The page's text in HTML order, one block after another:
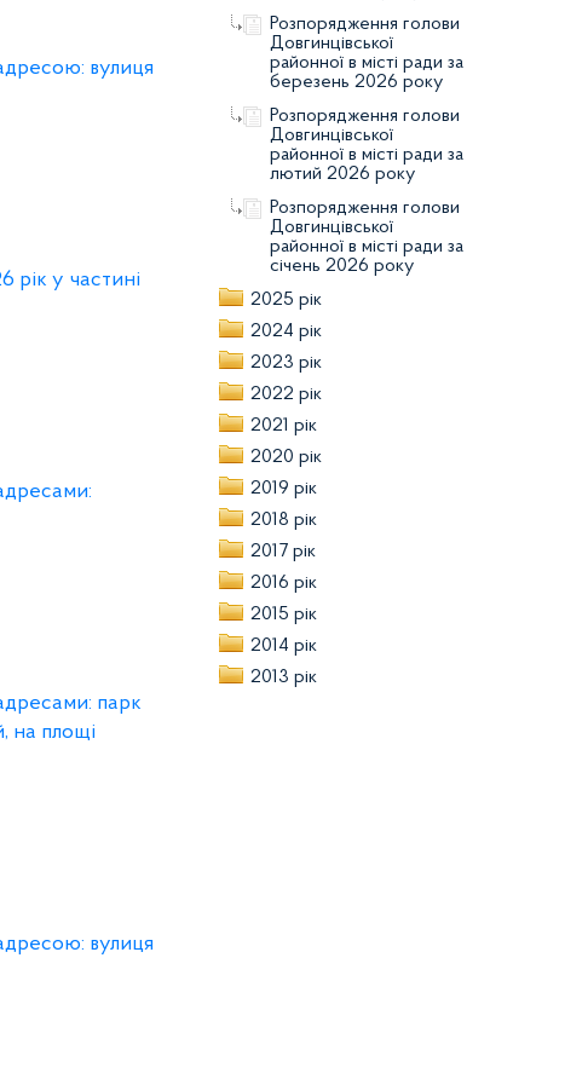
вулиця
рік у частині
парк
на площі
вулиця
Розпорядження голови
Довгинцівської
районної в місті ради за
березень 2026 року
Розпорядження голови
Довгинцівської
районної в місті ради за
лютий 2026 року
Розпорядження голови
Довгинцівської
районної в місті ради за
січень 2026 року
2025 рік
2024 рік
2023 рік
2022 рік
2021 рік
2020 рік
2019 рік
2018 рік
2017 рік
2016 рік
2015 рік
2014 рік
2013 рік